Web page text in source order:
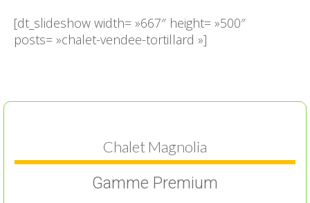
[dt_slideshow width= »667″ height= »500″
posts= »chalet-vendee-tortillard »]
Chalet Magnolia
Gamme Premium